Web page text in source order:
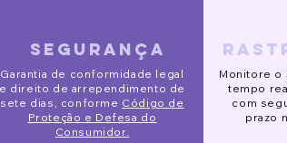
Eve
normalPreço promocional
R$ 132,00
Pijaminha Noite de
Preço normal
R$ 141,00 Preço
R$ 113,00
de Segurança Pet
normalPreço promocional
R$ 153,00
Gorro Galgo
Preço
R$ 123,00
Alta Slim
de
normalR$ 120,00 R$ 90,00
promocional
Óculos de sol redondo
Preço normal
R$ 88,00 Preço
R$ 78,00
segurança
Garantia de conformidade legal
e direito de arrependimento de
sete dias, conforme Código de
Proteção e Defesa do
Consumidor.
Monitore o
tempo
com
prazo